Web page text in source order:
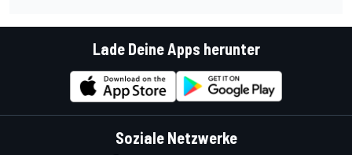
Lade Deine Apps herunter
Soziale Netzwerke